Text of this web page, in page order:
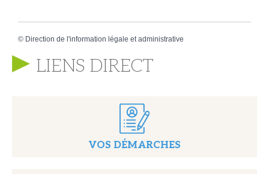
© Direction de l'information légale et administrative
LIENS DIRECT
VOS DÉMARCHES